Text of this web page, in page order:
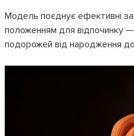
Модель поєднує ефективні
положенням для відпочинку
подорожей від народження